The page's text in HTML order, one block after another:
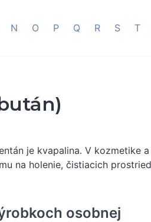
N O P Q R S T
je kvapalina. V kozmetike
na holenie, čistiacich
osobnej